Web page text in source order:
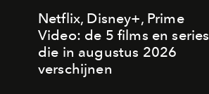
Netflix, Disney+, Prime
Video: de 5 films en series
die in augustus 2026
verschijnen